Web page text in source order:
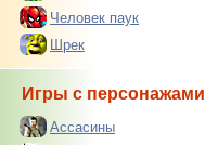
Человек паук
Шрек
Игры с персонажами
Ассасины